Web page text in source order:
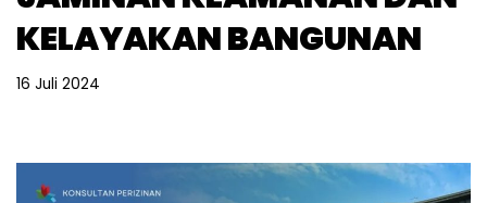
KELAYAKAN BANGUNAN
16 Juli 2024